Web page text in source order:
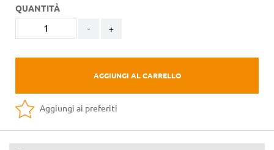
QUANTITÀ
- +
AGGIUNGI AL CARRELLO
Aggiungi ai preferiti